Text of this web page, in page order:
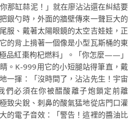
缸蒜泥！」就在廖沾沾還在糾結要
銀勺時，外面的牆壁傳來一聲巨大的
服、戴著太陽眼鏡的太空吉娃娃，正
的背上揹著一個像是小型瓦斯桶的東
品紅棗枸杞燃料」。「你怎麼——」
。K-999用它的小短腿站得筆直，戴
一揮：「沒時間了，沾沾先生！宇宙
們必須在你被醋酸離子炮鎖定前離
致尖銳、刺鼻的酸氣猛地從店門口灌
的電子音效：「警告！這裡的醬油比